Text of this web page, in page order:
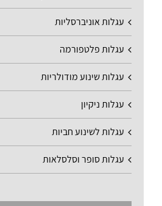
עגלות אוניברסליות
עגלות פלטפורמה
עגלות שינוע מודולריות
עגלות ניקיון
עגלות לשינוע חביות
עגלות סופר וסלסלאות